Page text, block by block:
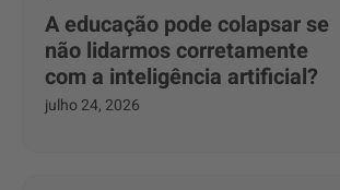
A educação pode colapsar se
não lidarmos corretamente
com a inteligência artificial?
julho 24, 2026